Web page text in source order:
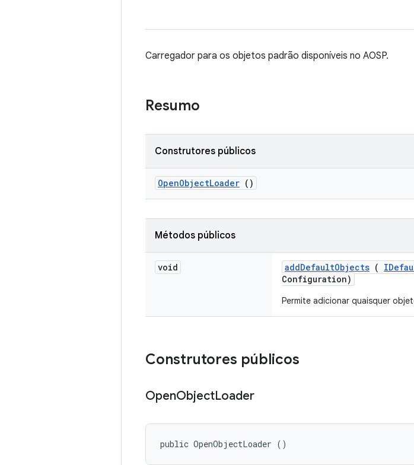
Carregador para os objetos padrão disponíveis no AOSP.
Resumo
Construtores públicos
OpenObjectLoader ()
Métodos públicos
void addDefaultObjects (
Configuration)
Permite adicionar quaisquer
Construtores públicos
OpenObjectLoader
public OpenObjectLoader ()